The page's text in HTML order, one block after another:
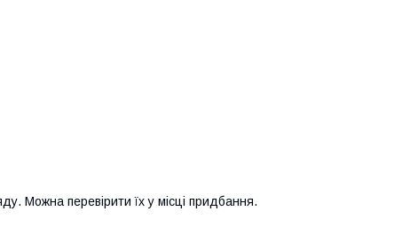
Можна перевірити їх у місці придбання.